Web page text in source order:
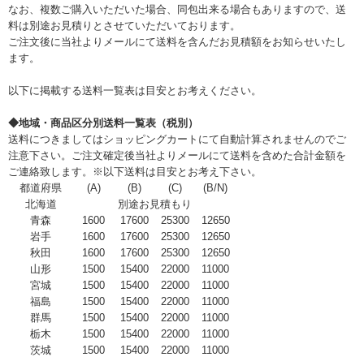
なお、複数ご購入いただいた場合、同包出来る場合もありますので、送
料は別途お見積りとさせていただいております。
ご注文後に当社よりメールにて送料を含んだお見積額をお知らせいたし
ます。
以下に掲載する送料一覧表は目安とお考えください。
◆地域・商品区分別送料一覧表（税別）
送料につきましてはショッピングカートにて自動計算されませんのでご
注意下さい。ご注文確定後当社よりメールにて送料を含めた合計金額を
ご連絡致します。※以下送料は目安とお考え下さい。
都道府県
(A) (B) (C)
(B/N)
北海道
別途お見積もり
青森
1600 17600 25300
12650
岩手
1600 17600 25300
12650
秋田
1600 17600 25300
12650
山形
1500 15400 22000
11000
宮城
1500 15400 22000
11000
福島
1500 15400 22000
11000
群馬
1500 15400 22000
11000
栃木
1500 15400 22000
11000
茨城
1500 15400 22000
11000